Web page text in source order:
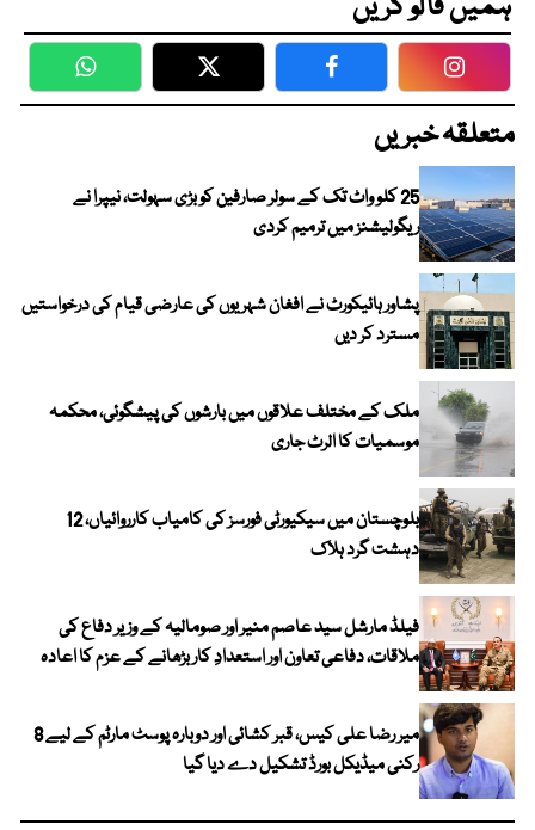
WhatsApp Twitter Facebook
متعلقہ خبریں
25 کلو واٹ تک کے سولر صارفین کو بڑی سہولت، نیپرا نے
ریگولیشنز میں ترمیم کردی
پشاور ہائیکورٹ نے افغان شہریوں کی عارضی قیام کی درخواستیں
مسترد کر دیں
ملک کے مختلف علاقوں میں بارشوں کی پیشگوئی، محکمہ
موسمیات کا الرٹ جاری
بلوچستان میں سیکیورٹی فورسز کی کامیاب کارروائیاں، 12
دہشت گرد ہلاک
فیلڈ مارشل سید عاصم منیر اور صومالیہ کے وزیر دفاع کی
ملاقات، دفاعی تعاون اور استعدادِ کار بڑھانے کے عزم کا اعادہ
میر رضا علی کیس، قبر کشائی اور دوبارہ پوسٹ مارٹم کے لیے 8
رکنی میڈیکل بورڈ تشکیل دے دیا گیا